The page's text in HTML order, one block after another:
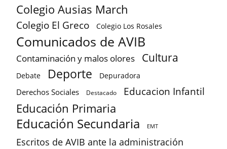
Colegio Ausias March
Colegio El Greco Colegio Los Rosales
Comunicados de AVIB
Contaminación y malos olores Cultura
Debate Deporte Depuradora
Derechos Sociales Destacado Educacion Infantil
Educación Primaria
Educación Secundaria EMT
Escritos de AVIB ante la administración